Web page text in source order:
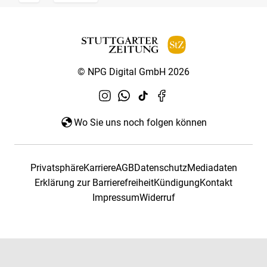
© NPG Digital GmbH 2026
Wo Sie uns noch folgen können
PrivatsphäreKarriereAGBDatenschutzMediadaten
Erklärung zur BarrierefreiheitKündigungKontakt
ImpressumWiderruf